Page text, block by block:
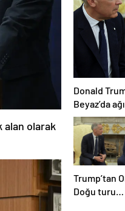
alan olarak
Donald
Beyaz’da
Trump’tan
Doğu turu